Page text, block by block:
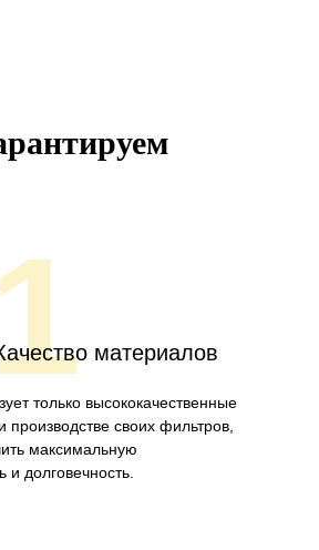
материалов
только высококачественные
производстве своих фильтров,
максимальную
и долговечность.